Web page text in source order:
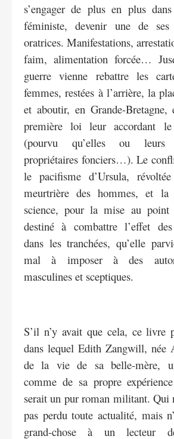
s’engager de plus en plus
féministe, devenir une de
oratrices. Manifestations,
faim, alimentation forcée…
guerre vienne rebattre les
femmes, restées à l’arrière, la
et aboutir, en Grande-
première loi leur accordant
(pourvu qu’elles ou leurs
propriétaires fonciers…). Le
le pacifisme d’Ursula,
meurtrière des hommes, et
science, pour la mise au point
destiné à combattre l’effet
dans les tranchées, qu’elle
mal à imposer à des
masculines et sceptiques.
S’il n’y avait que cela, ce livre
dans lequel Edith Zangwill, née
de la vie de sa belle-mère,
comme de sa propre
serait un pur roman militant. Qui
pas perdu toute actualité, mais
grand-chose à un lecteur